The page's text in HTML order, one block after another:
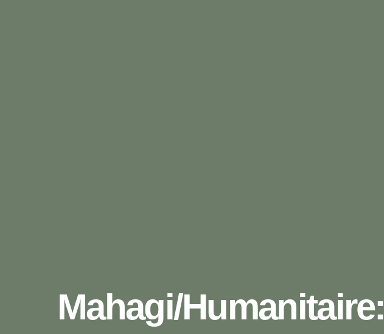
Mahagi/Humanitaire: